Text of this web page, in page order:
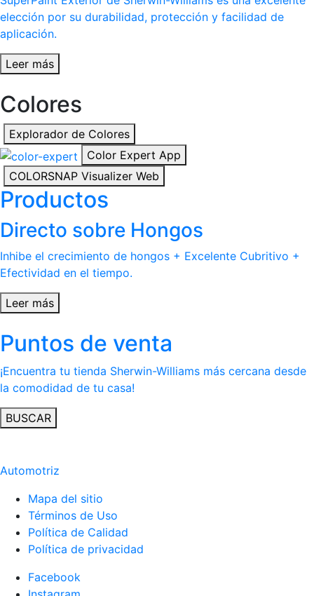
elección por su durabilidad, protección y facilidad de
aplicación.
Leer más
Colores
Explorador de Colores
Color Expert App
COLORSNAP Visualizer Web
Productos
Directo sobre Hongos
Inhibe el crecimiento de hongos + Excelente Cubritivo +
Efectividad en el tiempo.
Leer más
Puntos de venta
¡Encuentra tu tienda Sherwin-Williams más cercana desde
la comodidad de tu casa!
BUSCAR
Automotriz
Mapa del sitio
Términos de Uso
Política de Calidad
Política de privacidad
Facebook